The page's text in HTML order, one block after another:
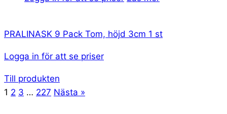
PRALINASK 9 Pack Tom, höjd 3cm 1 st
Logga in för att se priser
Till produkten
1 2 3 … 227 Nästa »